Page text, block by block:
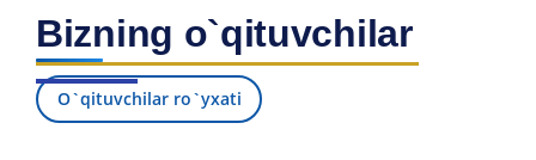
Bizning o`qituvchilar
O`qituvchilar ro`yxati